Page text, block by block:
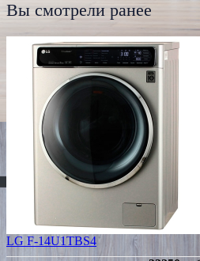
Вы смотрели ранее
LG F-14U1TBS4